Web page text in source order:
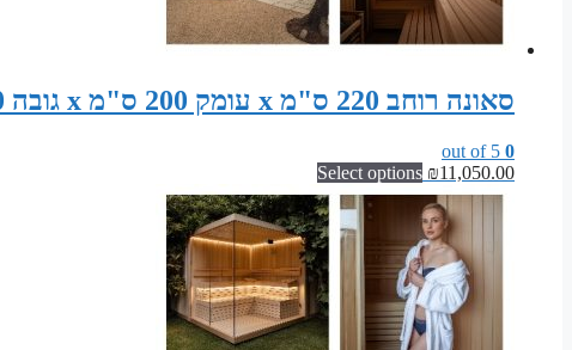
סאונה רוחב 220 ס"מ x עומק 200 ס"מ x גובה 200 ס"מ קונסטרוקציה מוכנה לסאונה פינית
0
₪11,050.00
Select options